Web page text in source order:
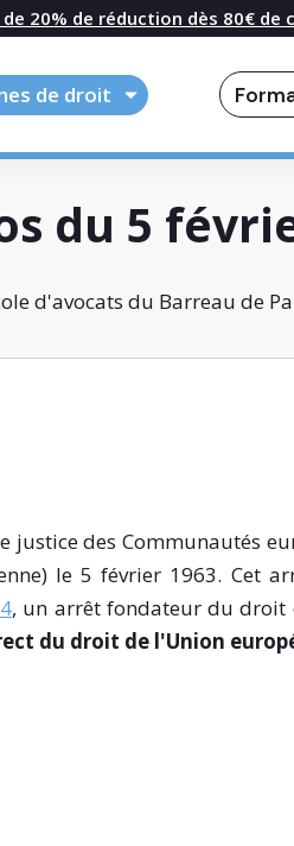
20% de réduction dès 80€ de
de droit
du 5
d'avocats du Barreau de
justice des Communautés
le 5 février 1963. Cet
, un arrêt fondateur du droit
du droit de l'Union